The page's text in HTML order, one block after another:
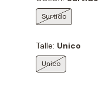
Surtido
Talle: Unico
Unico